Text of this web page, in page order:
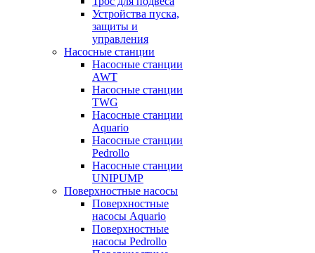
Устройства пуска,
защиты и
управления
Насосные станции
Насосные станции
AWT
Насосные станции
TWG
Насосные станции
Aquario
Насосные станции
Pedrollo
Насосные станции
UNIPUMP
Поверхностные насосы
Поверхностные
насосы Aquario
Поверхностные
насосы Pedrollo